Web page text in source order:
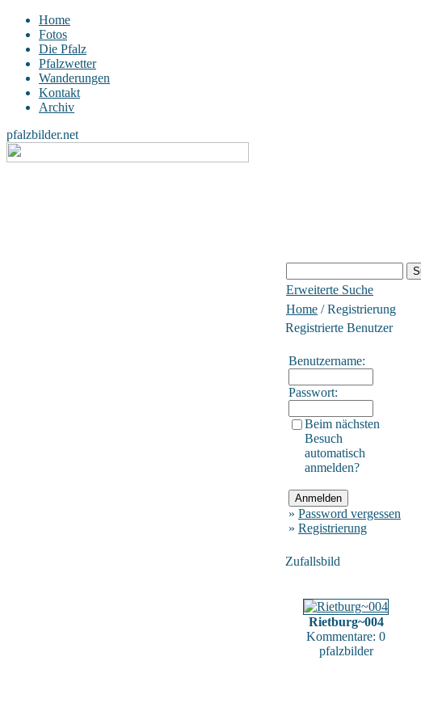
Home
Fotos
Die Pfalz
Pfalzwetter
Wanderungen
Kontakt
Archiv
pfalzbilder.net
Erweiterte Suche
Home / Registrierung
Registrierte Benutzer
Benutzername:
Passwort:
Beim nächsten
Besuch
automatisch
anmelden?
» Password vergessen
» Registrierung
Zufallsbild
Rietburg~004
Kommentare: 0
pfalzbilder